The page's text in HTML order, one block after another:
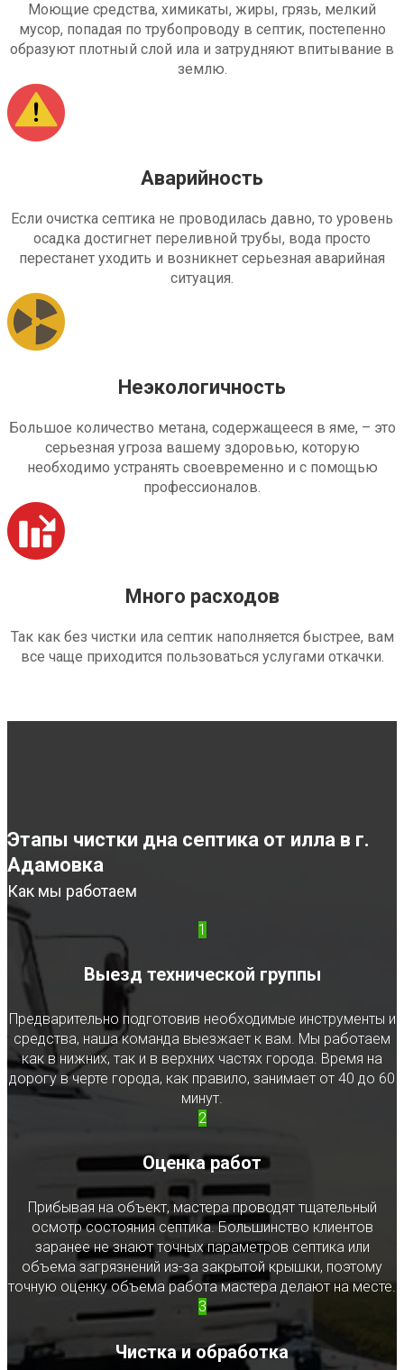
Моющие средства, химикаты, жиры, грязь, мелкий
мусор, попадая по трубопроводу в септик, постепенно
образуют плотный слой ила и затрудняют впитывание в
землю.
Аварийность
Если очистка септика не проводилась давно, то уровень
осадка достигнет переливной трубы, вода просто
перестанет уходить и возникнет серьезная аварийная
ситуация.
Неэкологичность
Большое количество метана, содержащееся в яме, – это
серьезная угроза вашему здоровью, которую
необходимо устранять своевременно и с помощью
профессионалов.
Много расходов
Так как без чистки ила септик наполняется быстрее, вам
все чаще приходится пользоваться услугами откачки.
Этапы чистки дна септика от илла в г.
Адамовка
Как мы работаем
1
Выезд технической группы
Предварительно подготовив необходимые инструменты и
средства, наша команда выезжает к вам. Мы работаем
как в нижних, так и в верхних частях города. Время на
дорогу в черте города, как правило, занимает от 40 до 60
минут.
2
Оценка работ
Прибывая на объект, мастера проводят тщательный
осмотр состояния септика. Большинство клиентов
заранее не знают точных параметров септика или
объема загрязнений из-за закрытой крышки, поэтому
точную оценку объема работа мастера делают на месте.
3
Чистка и обработка